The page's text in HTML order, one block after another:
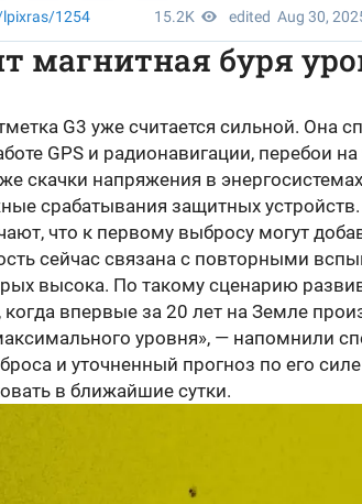
магнитная буря
G3 уже считается сильной. Она
GPS и радионавигации, перебои на
скачки напряжения в
срабатывания защитных устройств.
что к первому выбросу могут
сейчас связана с повторными
высока. По такому сценарию
когда впервые за 20 лет на Земле
уровня», — напомнили
и уточненный прогноз по его
в ближайшие сутки.